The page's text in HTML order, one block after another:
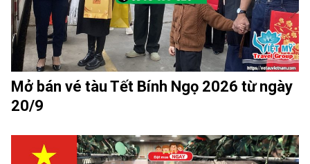
Mở bán vé tàu Tết Bính Ngọ 2026 từ ngày
20/9